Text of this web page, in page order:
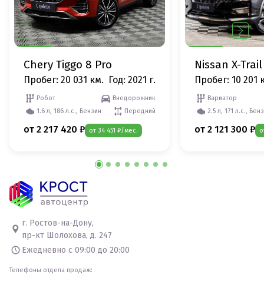
Chery Tiggo 8 Pro
Пробег: 20 031 км. Год: 2021 г.
Робот
Внедорожник
1.6 л, 186 л.с., Бензин
Передний
от 2 217 420 ₽ от 34 451 ₽/мес.
Nissan X-Trail
Пробег: 10 201
Вариатор
2.5 л, 171 л.с.,
от 2 121 300 ₽
г. Ростов-на-Дону,
пр-кт Шолохова, д. 247
Ежедневно с 09:00 до 20:00
Телефоны отдела продаж: